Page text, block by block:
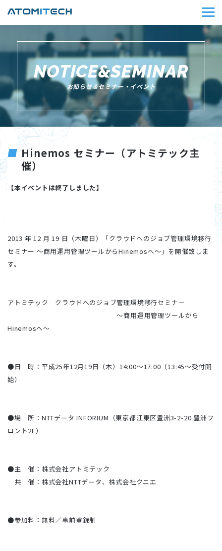
NOTICE&SEMINAR
お知らせ＆セミナー・イベント
Hinemos セミナー（アトミテック主
催）
【本イベントは終了しました】
2013 年 12 月 19 日（木曜日）「クラウドへのジョブ管理環境移行
セミナー ～商用運用管理ツールからHinemosへ～」を開催致しま
す。
アトミテック クラウドへのジョブ管理環境移行セミナー
～商用運用管理ツールから
Hinemosへ～
●日 時：平成25年12月19日（木）14:00～17:00（13:45～受付開
始）
●場 所：NTTデータ INFORIUM（東京都江東区豊洲3-2-20 豊洲フ
ロント2F）
●主 催：株式会社アトミテック
共 催：株式会社NTTデータ、株式会社クニエ
●参加料：無料／事前登録制